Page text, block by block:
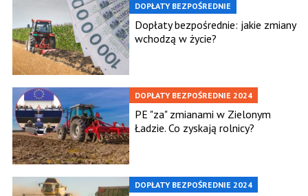
DOPŁATY BEZPOŚREDNIE
Dopłaty bezpośrednie: jakie zmiany
wchodzą w życie?
DOPŁATY BEZPOŚREDNIE 2024
PE "za" zmianami w Zielonym
Ładzie. Co zyskają rolnicy?
DOPŁATY BEZPOŚREDNIE 2024